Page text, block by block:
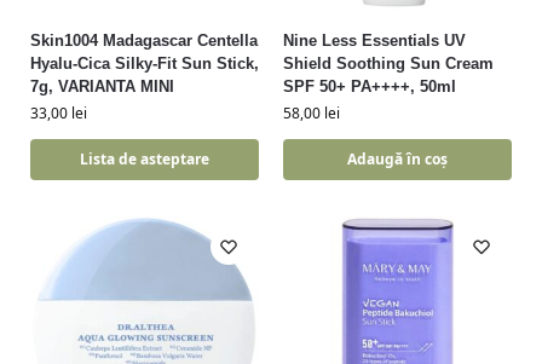
Skin1004 Madagascar Centella
Hyalu-Cica Silky-Fit Sun Stick,
7g, VARIANTA MINI
33,00 lei
Lista de asteptare
Nine Less Essentials UV
Shield Soothing Sun Cream
SPF 50+ PA++++, 50ml
58,00 lei
Adaugă în coș